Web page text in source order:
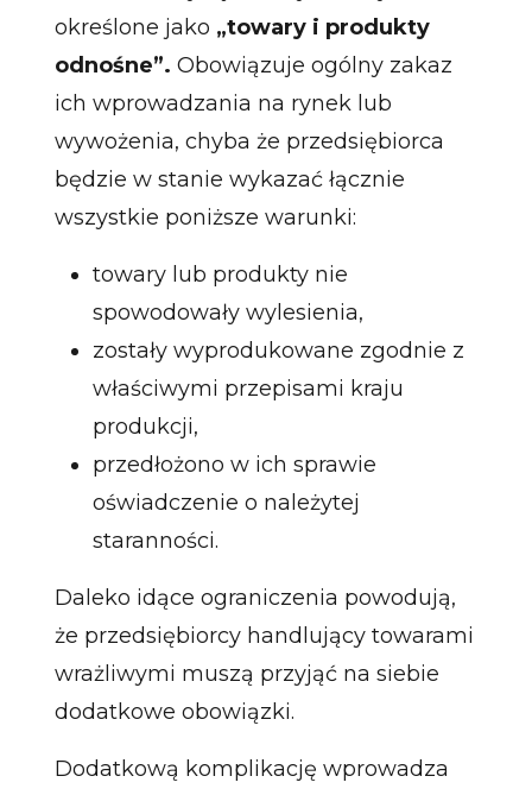
określone jako „towary i produkty
odnośne”. Obowiązuje ogólny zakaz
ich wprowadzania na rynek lub
wywożenia, chyba że przedsiębiorca
będzie w stanie wykazać łącznie
wszystkie poniższe warunki:
towary lub produkty nie
spowodowały wylesienia,
zostały wyprodukowane zgodnie z
właściwymi przepisami kraju
produkcji,
przedłożono w ich sprawie
oświadczenie o należytej
staranności.
Daleko idące ograniczenia powodują,
że przedsiębiorcy handlujący towarami
wrażliwymi muszą przyjąć na siebie
dodatkowe obowiązki.
Dodatkową komplikację wprowadza